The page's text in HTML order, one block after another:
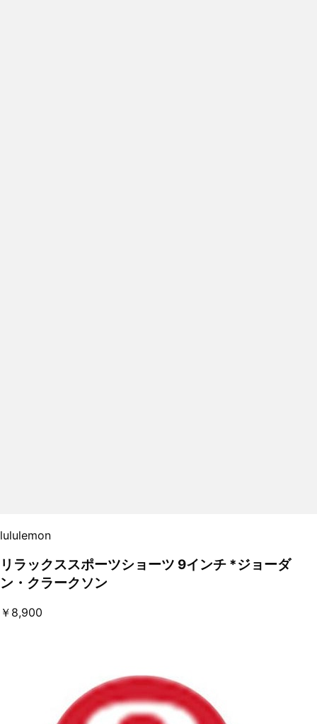
lululemon
リラックススポーツショーツ 9インチ *ジョーダ
ン・クラークソン
￥8,900